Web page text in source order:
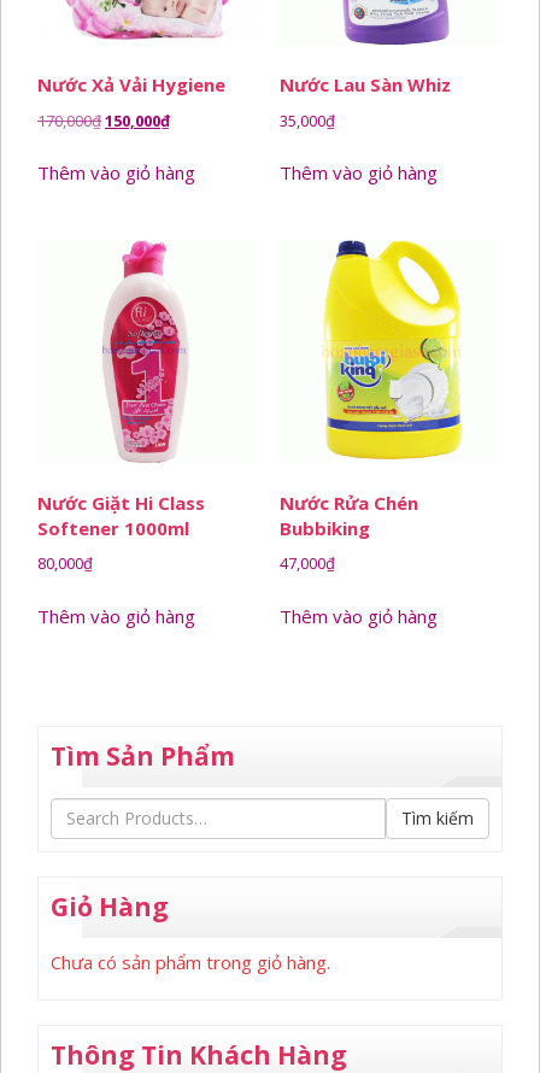
Nước Xả Vải Hygiene
170,000₫Giá
là:
150,000₫Giá
tại
Thêm vào giỏ hàng
Nước Lau Sàn Whiz
35,000₫
Thêm vào giỏ hàng
Nước Giặt Hi Class
Softener 1000ml
80,000₫
Thêm vào giỏ hàng
Nước Rửa Chén
Bubbiking
47,000₫
Thêm vào giỏ hàng
Tìm Sản Phẩm
Tìm kiếm
Giỏ Hàng
Chưa có sản phẩm trong giỏ hàng.
Thông Tin Khách Hàng